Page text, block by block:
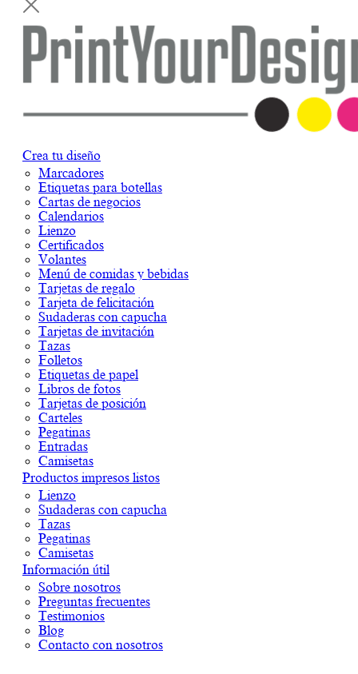
Crea tu diseño
Marcadores
Etiquetas para botellas
Cartas de negocios
Calendarios
Lienzo
Certificados
Volantes
Menú de comidas y bebidas
Tarjetas de regalo
Tarjeta de felicitación
Sudaderas con capucha
Tarjetas de invitación
Tazas
Folletos
Etiquetas de papel
Libros de fotos
Tarjetas de posición
Carteles
Pegatinas
Entradas
Camisetas
Productos impresos listos
Lienzo
Sudaderas con capucha
Tazas
Pegatinas
Camisetas
Información útil
Sobre nosotros
Preguntas frecuentes
Testimonios
Blog
Contacto con nosotros